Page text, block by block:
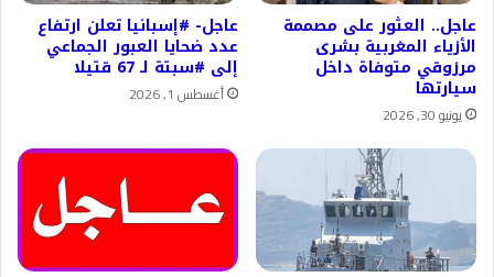
عاجل.. العثور على مصممة
الأزياء المغربية بشرى
مرزوقي متوفاة داخل
سيارتها
يونيو 30, 2026
عاجل- #إسبانيا تعلن ارتفاع
عدد ضحايا العبور الجماعي
إلى #سبتة لـ 67 قتيلا
أغسطس 1, 2026